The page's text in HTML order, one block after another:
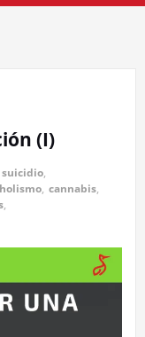
(I)
suicidio,
, cannabis,
,